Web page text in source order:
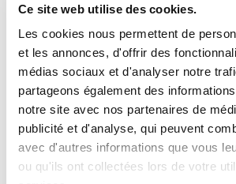
Ce site web utilise des cookies.
Les cookies nous permettent de
et les annonces, d'offrir des
médias sociaux et d'analyser notre
partageons également des
notre site avec nos partenaires de
publicité et d'analyse, qui peuvent
avec d'autres informations que vous
ou qu'ils ont collectées lors de votre
Contactez-nous
Pour toute information, réclamation ou
CONTACTEZ-NOUS